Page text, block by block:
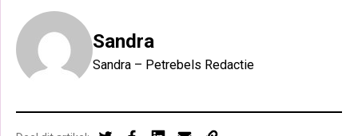
Sandra
Sandra – Petrebels Redactie